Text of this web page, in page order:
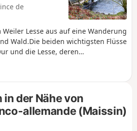
de
Weiler Lesse aus auf eine Wanderung
Wald.Die beiden wichtigsten Flüsse
und die Lesse, deren
der Nähe von
allemande (Maissin)